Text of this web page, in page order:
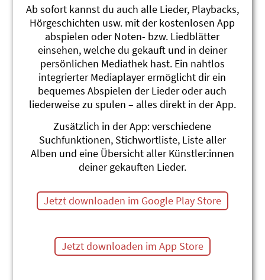
Chindsgi-Hits 2
Stephanie Jakobi-Murer
Ab sofort kannst du auch alle Lieder, Playbacks,
Hörgeschichten usw. mit der kostenlosen App
abspielen oder Noten- bzw. Liedblätter
einsehen, welche du gekauft und in deiner
persönlichen Mediathek hast. Ein nahtlos
integrierter Mediaplayer ermöglicht dir ein
bequemes Abspielen der Lieder oder auch
liederweise zu spulen – alles direkt in der App.
Zusätzlich in der App: verschiedene
Suchfunktionen, Stichwortliste, Liste aller
Alben und eine Übersicht aller Künstler:innen
deiner gekauften Lieder.
Jetzt downloaden im Google Play Store
Jetzt downloaden im App Store